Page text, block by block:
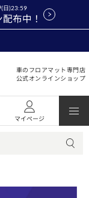
布中！
(日)23:59
車のフロアマット専門店
公式オンラインショップ
マイページ